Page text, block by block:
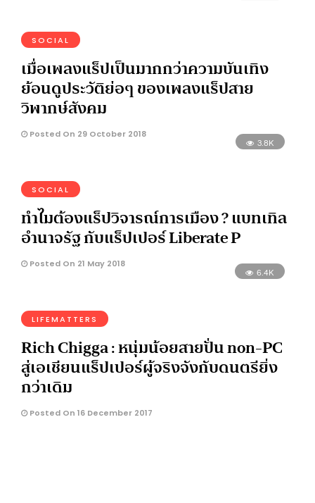
SOCIAL
เมื่อเพลงแร็ปเป็นมากกว่าความบันเทิง
ย้อนดูประวัติย่อๆ ของเพลงแร็ปสาย
วิพากษ์สังคม
Posted On 29 October 2018
3.8K
SOCIAL
ทำไมต้องแร็ปวิจารณ์การเมือง ? แบทเทิล
อำนาจรัฐ กับแร็ปเปอร์ Liberate P
Posted On 21 May 2018
6.4K
LIFEMATTERS
Rich Chigga : หนุ่มน้อยสายปั่น non-PC
สู่เอเชียนแร็ปเปอร์ผู้จริงจังกับดนตรียิ่ง
กว่าเดิม
Posted On 16 December 2017